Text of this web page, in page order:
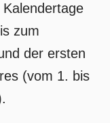
zum
der ersten
(vom 1. bis